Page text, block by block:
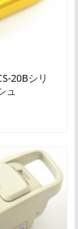
20Bシリ
ュ